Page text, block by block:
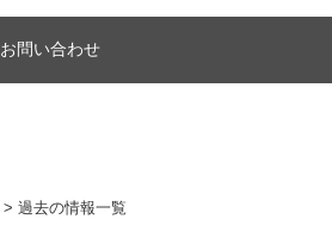
お問い合わせ
> 過去の情報一覧